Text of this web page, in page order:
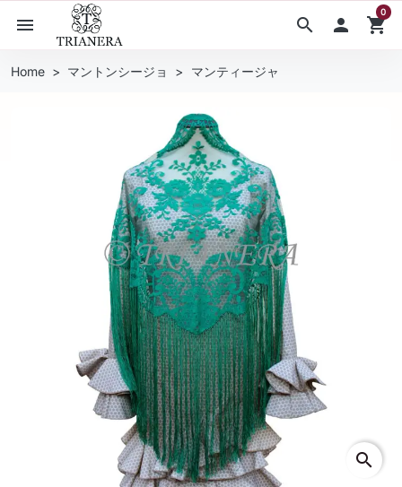
search
menu  shopping_cart
0
Home マントンシージョ マンティージャ
search